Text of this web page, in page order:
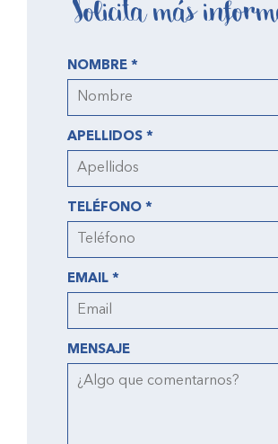
Solicita más
NOMBRE *
APELLIDOS *
TELÉFONO *
EMAIL *
MENSAJE